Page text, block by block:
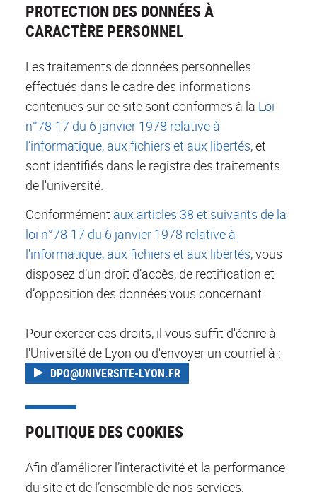
PROTECTION DES DONNÉES À
CARACTÈRE PERSONNEL
Les traitements de données personnelles
effectués dans le cadre des informations
contenues sur ce site sont conformes à la Loi
n°78-17 du 6 janvier 1978 relative à
l’informatique, aux fichiers et aux libertés, et
sont identifiés dans le registre des traitements
de l'université.
Conformément aux articles 38 et suivants de la
loi n°78-17 du 6 janvier 1978 relative à
l'informatique, aux fichiers et aux libertés, vous
disposez d’un droit d’accès, de rectification et
d’opposition des données vous concernant.
Pour exercer ces droits, il vous suffit d'écrire à
l'Université de Lyon ou d'envoyer un courriel à :
DPO@UNIVERSITE-LYON.FR
POLITIQUE DES COOKIES
Afin d’améliorer l’interactivité et la performance
du site et de l’ensemble de nos services,